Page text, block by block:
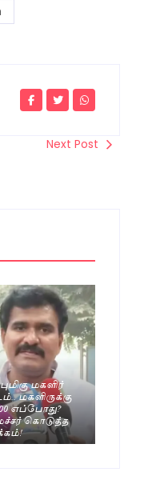
Next Post
மகளிர்
மகளிருக்கு
எப்போது?
கொடுத்த